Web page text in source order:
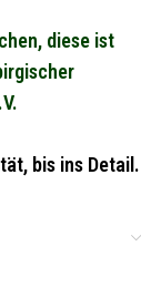
diese ist
bis ins Detail.